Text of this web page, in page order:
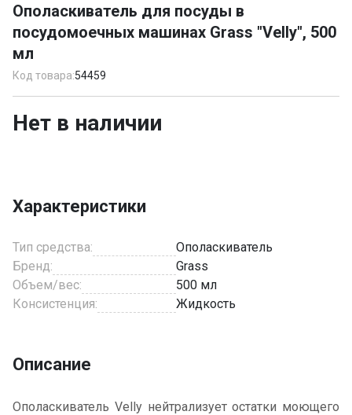
of
1
Ополаскиватель для посуды в
посудомоечных машинах Grass "Velly", 500
мл
Код товара:54459
Нет в наличии
Характеристики
Тип средства:
Ополаскиватель
Бренд:
Grass
Объем/вес:
500 мл
Консистенция:
Жидкость
Описание
Ополаскиватель Velly нейтрализует остатки моющего